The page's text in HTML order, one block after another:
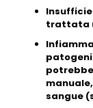
trattata
sangue